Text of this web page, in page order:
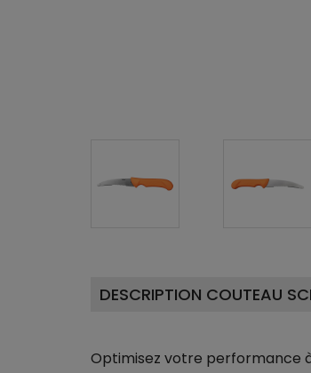
DESCRIPTION COUTEAU
Optimisez votre performance